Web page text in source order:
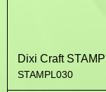
Dixi Craft
STAMPL030